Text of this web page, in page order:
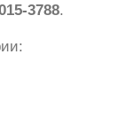
3788.